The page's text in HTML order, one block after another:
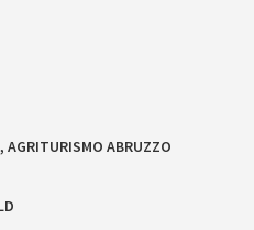
AGRITURISMO ABRUZZO